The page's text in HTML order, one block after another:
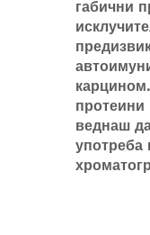
габични
протеини
веднаш
употреба